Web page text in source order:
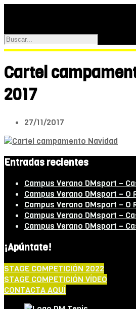
Cartel
2017
27/11/2017
Entradas recientes
Campus Verano DMsport –
Campus Verano DMsport – O
Campus Verano DMsport – O
Campus Verano DMsport –
Campus Verano DMsport –
¡Apúntate!
STAGE COMPETICIÓN 2022
STAGE COMPETICIÓN VÍDEO
CONTACTA AQUÍ